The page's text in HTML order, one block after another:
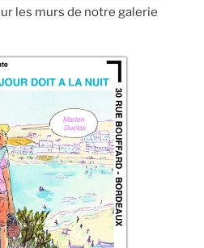
les murs de notre galerie